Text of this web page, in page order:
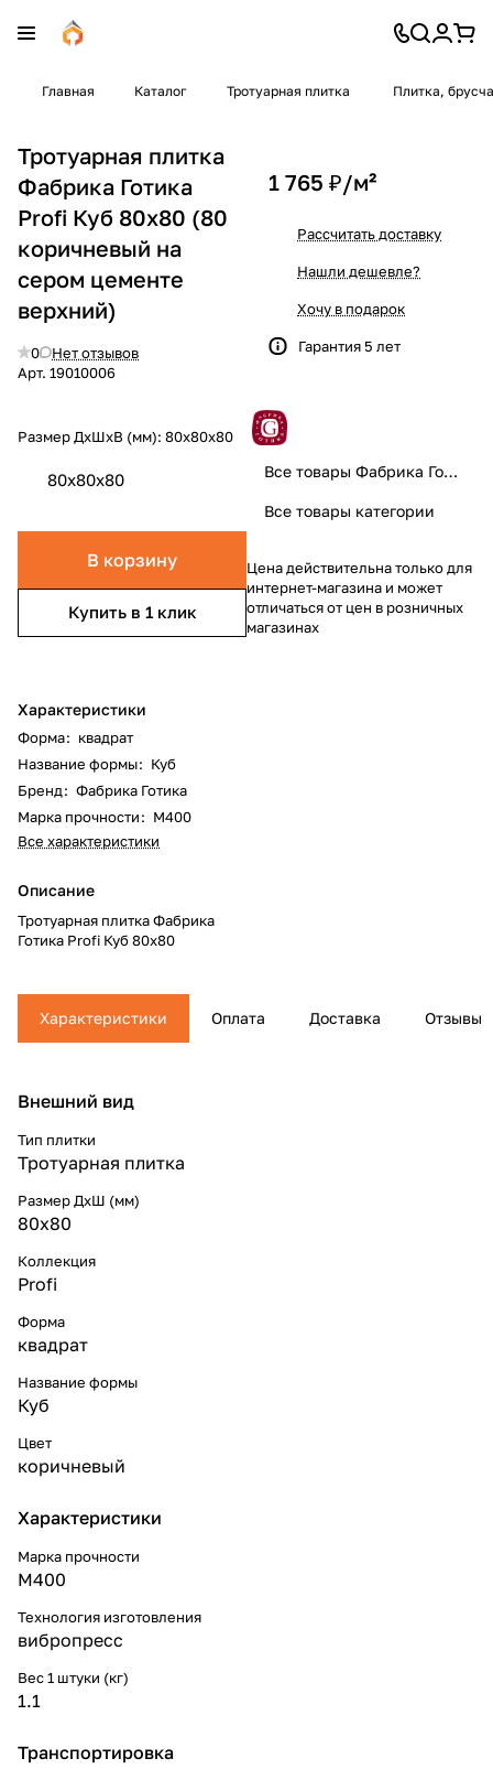
Главная Каталог Тротуарная плитка Плитка,
Тротуарная плитка
Фабрика Готика
Profi Куб 80x80 (80
коричневый на
сером цементе
верхний)
0
Нет отзывов
Арт. 19010006
Размер ДхШхВ (мм): 80x80x80
80x80x80
В корзину
Купить в 1 клик
Характеристики
Форма: квадрат
Название формы: Куб
Бренд: Фабрика Готика
Марка прочности: М400
Все характеристики
Описание
Тротуарная плитка Фабрика
Готика Profi Куб 80x80
1 765 ₽/м²
Рассчитать доставку
Нашли дешевле?
Хочу в подарок
Гарантия 5 лет
Все товары Фабрика Готика
Все товары категории
Цена действительна только для
интернет-магазина и может
отличаться от цен в розничных
магазинах
Характеристики Оплата Доставка Отзывы
Внешний вид
Тип плитки
Тротуарная плитка
Размер ДхШ (мм)
80x80
Коллекция
Profi
Форма
квадрат
Название формы
Куб
Цвет
коричневый
Характеристики
Марка прочности
М400
Технология изготовления
вибропресс
Вес 1 штуки (кг)
1.1
Транспортировка